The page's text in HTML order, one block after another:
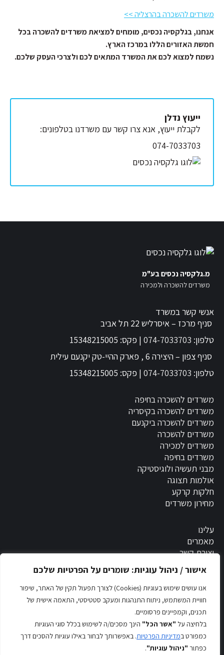
אישור / ניהול עוגיות: שומרים על הפרטיות שלכם
אנו עושים שימוש בעוגיות (Cookies) לצורך תפעול תקין של האתר, שיפור
חוויית המשתמש, ניתוח התנהגות ומעקב סטטיסטי, התאמה אישית של
תכנים, וקמפיינים פרסומיים.
בלחיצה על "אשר הכל" הינך מסכים/ה לשימוש בכלל סוגי העוגיות
כמפורט במדיניות הפרטיות. באפשרותך לבחור באילו עוגיות להסכים דרך
כפתור "ניהול עוגיות".
משרדים להשכרה בהרצליה >>
אנחנו, בגלקסיה נכסים, מומחים למציאת משרדים להשכרה בכל
חמשת האזורים הללו במרכז הארץ.
נשמח למצוא לכם את המשרד המתאים לכם ולצרכי העסק שלכם.
ייעוץ נדלן
לקבלת ייעוץ, אנא צרו קשר עם משרדנו בטלפונים:
074-7033703
מ.גלקסיה נכסים בע"מ
משרדים להשכרה ולמכירה
אנשי קשר במשרד
סניף מרכז – איסרליש 22 תל אביב
טלפון: 074-7033703 | פקס: 15348215005
סניף צפון – היצירה 6 , פארק ההיי-טק יקנעם עילית
טלפון: 074-7033703 | פקס: 15348215005
משרדים להשכרה בחיפה
משרדים להשכרה בקיסריה
משרדים להשכרה ביקנעם
משרדים להשכרה
משרדים למכירה
משרדים בחיפה
מבני תעשיה ולוגיסטיקה
אולמות תצוגה
חלקות קרקע
מחירון משרדים
עלינו
מאמרים
יצירת קשר
הסדרי נגישות
בעל נכס?